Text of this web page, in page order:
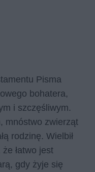
Pisma
bohatera,
i szczęśliwym.
mnóstwo zwierząt
rodzinę. Wielbił
łatwo jest
gdy żyje się